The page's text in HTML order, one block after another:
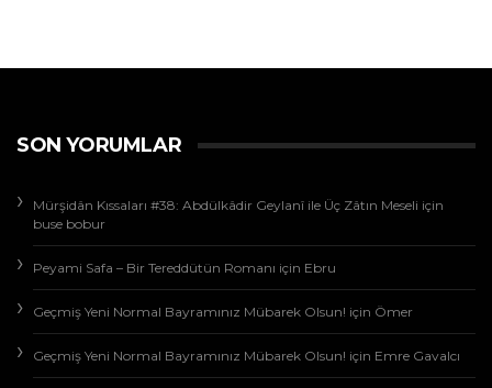
SON YORUMLAR
Mürşidân Kıssaları #38: Abdülkâdir Geylanî ile Üç Zâtın Meseli için
buse bobur
Peyami Safa – Bir Tereddütün Romanı için Ebru
Geçmiş Yeni Normal Bayramınız Mübarek Olsun! için Ömer
Geçmiş Yeni Normal Bayramınız Mübarek Olsun! için Emre Gavalcı